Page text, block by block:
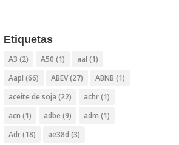
Etiquetas
A3 (2) A50 (1) aal (1)
Aapl (66) ABEV(27) ABNB (1)
aceite de soja (22) achr(1)
acn (1) adbe (9) adm (1)
Adr(18) ae38d (3)